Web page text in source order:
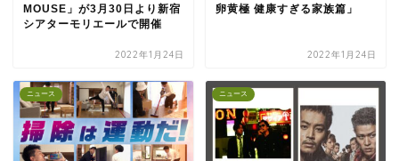
MOUSE」が3月30日より新宿
シアターモリエールで開催
2022年1月24日
卵黄極 健康すぎる家族篇」
2022年1月24日
ニュース ニュース